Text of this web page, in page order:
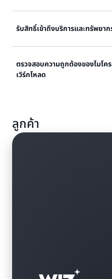
เรียนรู้เพิ่มเติมเกี่ยวกับการ
เรียนรู้เพิ่มเติมเกี่ยวกับแอป
งาน
พัฒนาแอปพลิเคชันที่ใช้ไมโค
เรียนรู้เพิ่มเติมเกี่ยวกับการ
รับสิทธิ์เข้าถึงบริการและทรัพยา
รับสิทธิ์การเข้าถึงตามบทบา
AWS เช่น Amazon S3,
เรียนรู้เพิ่มเติมเกี่ยวกับการ
ตรวจสอบความถูกต้องของไมโค
เวิร์กโหลด
สื่อสารระหว่างแอปพลิเคชัน ไ
คุณโดยใช้ขั้นตอนการยืนยัน
ลูกค้า